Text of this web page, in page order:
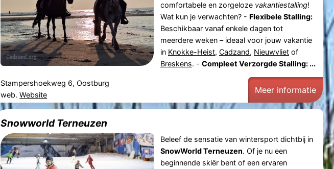
comfortabele en zorgeloze vakantiestalling!
Wat kun je verwachten? - Flexibele Stalling:
Beschikbaar vanaf enkele dagen tot
meerdere weken – ideaal voor jouw vakantie
in Knokke-Heist, Cadzand, Nieuwvlietof
Breskens. - Compleet Verzorgde Stalling: ...
Stampershoekweg 6, Oostburg
web.Website Meer informatie
Snowworld Terneuzen
Beleef de sensatie van wintersport dichtbij in
SnowWorld Terneuzen. Of je nu een
beginnende skiër bent of een ervaren